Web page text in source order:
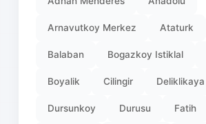
Arnavutkoy Merkez Ataturk
Balaban Bogazkoy Istiklal
Boyalik Cilingir Deliklikaya
Dursunkoy Durusu Fatih